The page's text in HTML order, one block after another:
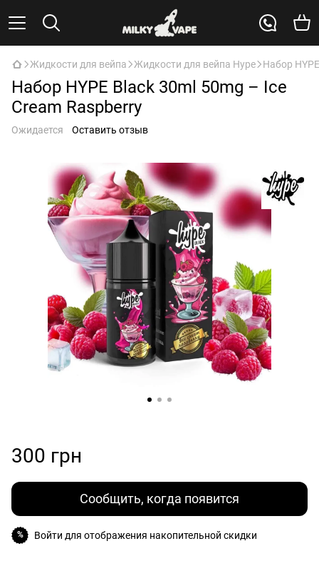
Жидкости для вейпа Жидкости для вейпа Hype Набор
Набор HYPE Black 30ml 50mg – Ice
Cream Raspberry
Ожидается Оставить отзыв
300 грн
Сообщить, когда появится
% Войти для отображения накопительной скидки